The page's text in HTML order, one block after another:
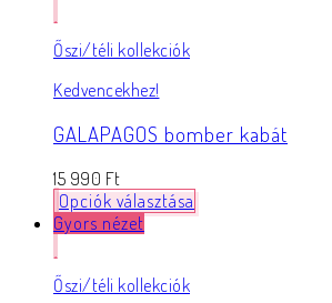
Őszi/téli kollekciók
Kedvencekhez!
GALAPAGOS bomber kabát
15 990 Ft
Opciók választása
Gyors nézet
Őszi/téli kollekciók